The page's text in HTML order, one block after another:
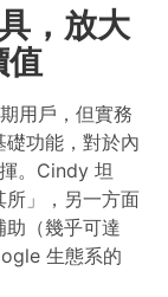
，放大
值
用戶，但實務
礎功能，對於內
。Cindy 坦
所」，另一方面
（幾乎可達
生態系的